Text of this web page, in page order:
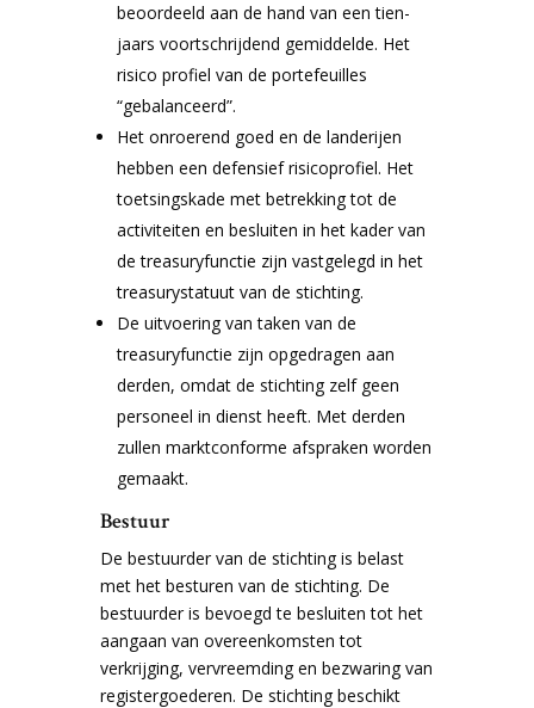
beoordeeld aan de hand van een tien-
jaars voortschrijdend gemiddelde. Het
risico profiel van de portefeuilles
“gebalanceerd”.
Het onroerend goed en de landerijen
hebben een defensief risicoprofiel. Het
toetsingskade met betrekking tot de
activiteiten en besluiten in het kader van
de treasuryfunctie zijn vastgelegd in het
treasurystatuut van de stichting.
De uitvoering van taken van de
treasuryfunctie zijn opgedragen aan
derden, omdat de stichting zelf geen
personeel in dienst heeft. Met derden
zullen marktconforme afspraken worden
gemaakt.
Bestuur
De bestuurder van de stichting is belast
met het besturen van de stichting. De
bestuurder is bevoegd te besluiten tot het
aangaan van overeenkomsten tot
verkrijging, vervreemding en bezwaring van
registergoederen. De stichting beschikt